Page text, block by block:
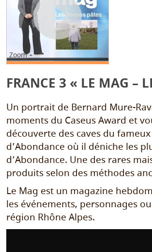
Zoom +
FRANCE 3 « LE MAG –
Un portrait de Bernard Mure-
moments du Caseus Award et
découverte des caves du
d’Abondance où il déniche les
d’Abondance. Une des rares
produits selon des méthodes
Le Mag est un magazine
les événements, personnages
région Rhône Alpes.